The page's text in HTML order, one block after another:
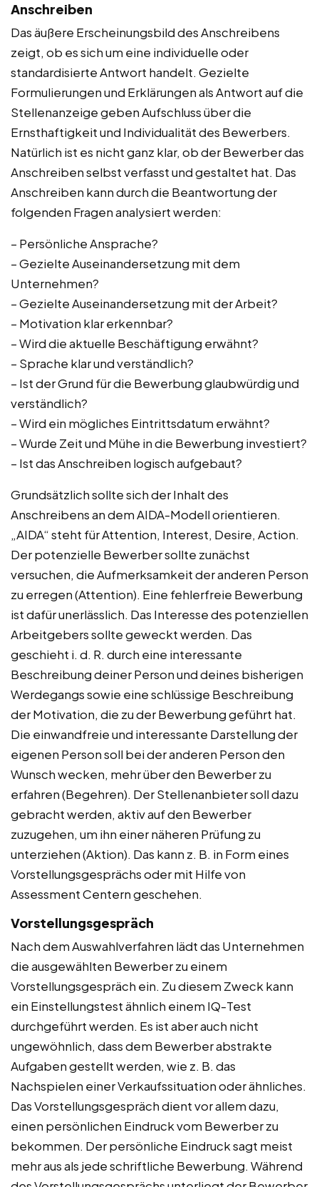
Anschreiben
Das äußere Erscheinungsbild des Anschreibens
zeigt, ob es sich um eine individuelle oder
standardisierte Antwort handelt. Gezielte
Formulierungen und Erklärungen als Antwort auf die
Stellenanzeige geben Aufschluss über die
Ernsthaftigkeit und Individualität des Bewerbers.
Natürlich ist es nicht ganz klar, ob der Bewerber das
Anschreiben selbst verfasst und gestaltet hat. Das
Anschreiben kann durch die Beantwortung der
folgenden Fragen analysiert werden:
– Persönliche Ansprache?
– Gezielte Auseinandersetzung mit dem
Unternehmen?
– Gezielte Auseinandersetzung mit der Arbeit?
– Motivation klar erkennbar?
– Wird die aktuelle Beschäftigung erwähnt?
– Sprache klar und verständlich?
– Ist der Grund für die Bewerbung glaubwürdig und
verständlich?
– Wird ein mögliches Eintrittsdatum erwähnt?
– Wurde Zeit und Mühe in die Bewerbung investiert?
– Ist das Anschreiben logisch aufgebaut?
Grundsätzlich sollte sich der Inhalt des
Anschreibens an dem AIDA-Modell orientieren.
„AIDA“ steht für Attention, Interest, Desire, Action.
Der potenzielle Bewerber sollte zunächst
versuchen, die Aufmerksamkeit der anderen Person
zu erregen (Attention). Eine fehlerfreie Bewerbung
ist dafür unerlässlich. Das Interesse des potenziellen
Arbeitgebers sollte geweckt werden. Das
geschieht i. d. R. durch eine interessante
Beschreibung deiner Person und deines bisherigen
Werdegangs sowie eine schlüssige Beschreibung
der Motivation, die zu der Bewerbung geführt hat.
Die einwandfreie und interessante Darstellung der
eigenen Person soll bei der anderen Person den
Wunsch wecken, mehr über den Bewerber zu
erfahren (Begehren). Der Stellenanbieter soll dazu
gebracht werden, aktiv auf den Bewerber
zuzugehen, um ihn einer näheren Prüfung zu
unterziehen (Aktion). Das kann z. B. in Form eines
Vorstellungsgesprächs oder mit Hilfe von
Assessment Centern geschehen.
Vorstellungsgespräch
Nach dem Auswahlverfahren lädt das Unternehmen
die ausgewählten Bewerber zu einem
Vorstellungsgespräch ein. Zu diesem Zweck kann
ein Einstellungstest ähnlich einem IQ-Test
durchgeführt werden. Es ist aber auch nicht
ungewöhnlich, dass dem Bewerber abstrakte
Aufgaben gestellt werden, wie z. B. das
Nachspielen einer Verkaufssituation oder ähnliches.
Das Vorstellungsgespräch dient vor allem dazu,
einen persönlichen Eindruck vom Bewerber zu
bekommen. Der persönliche Eindruck sagt meist
mehr aus als jede schriftliche Bewerbung. Während